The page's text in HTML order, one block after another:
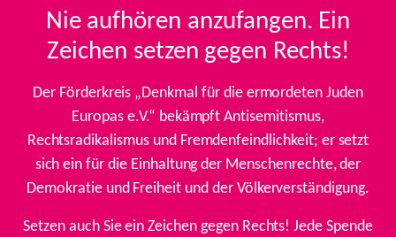
Nie aufhören anzufangen. Ein
Zeichen setzen gegen Rechts!
Der Förderkreis „Denkmal für die ermordeten Juden
Europas e.V.“ bekämpft Antisemitismus,
Rechtsradikalismus und Fremdenfeindlichkeit; er setzt
sich ein für die Einhaltung der Menschenrechte, der
Demokratie und Freiheit und der Völkerverständigung.
Setzen auch Sie ein Zeichen gegen Rechts! Jede Spende